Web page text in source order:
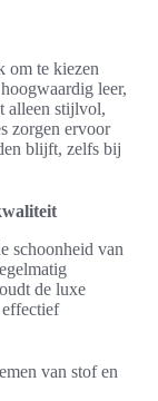
om te kiezen
leer,
alleen stijlvol,
zorgen ervoor
blijft, zelfs bij
schoonheid van
de luxe
van stof en